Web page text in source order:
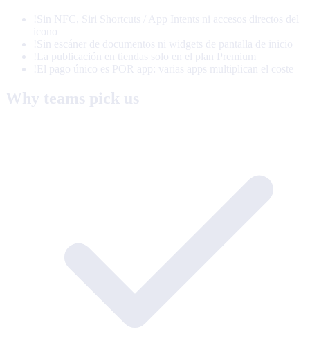
! Sin NFC, Siri Shortcuts / App Intents ni accesos directos del
icono
! Sin escáner de documentos ni widgets de pantalla de inicio
! La publicación en tiendas solo en el plan Premium
! El pago único es POR app: varias apps multiplican el coste
Why teams pick us